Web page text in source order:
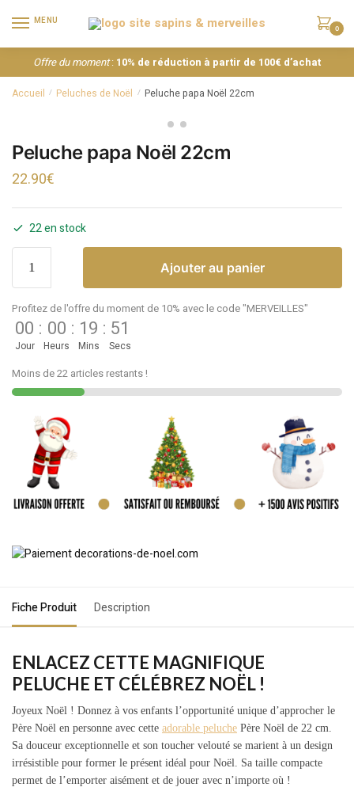
MENU
0
Offre du moment: 10% de réduction à partir de 100€ d’achat
Accueil / Peluches de Noël / Peluche papa Noël 22cm
Peluche papa Noël 22cm
22.90€
22 en stock
Ajouter au panier
Profitez de l'offre du moment de 10% avec le code "MERVEILLES"
00
Jour
: 00
Heurs
: 19
Mins
: 51
Secs
Moins de 22 articles restants !
Fiche Produit Description
ENLACEZ CETTE MAGNIFIQUE
PELUCHE ET CÉLÉBREZ NOËL !
Joyeux Noël ! Donnez à vos enfants l’opportunité unique d’approcher le
Père Noël en personne avec cette adorable peluche Père Noël de 22 cm.
Sa douceur exceptionnelle et son toucher velouté se marient à un design
irrésistible pour former le présent idéal pour Noël. Sa taille compacte
permet de l’emporter aisément et de jouer avec n’importe où !